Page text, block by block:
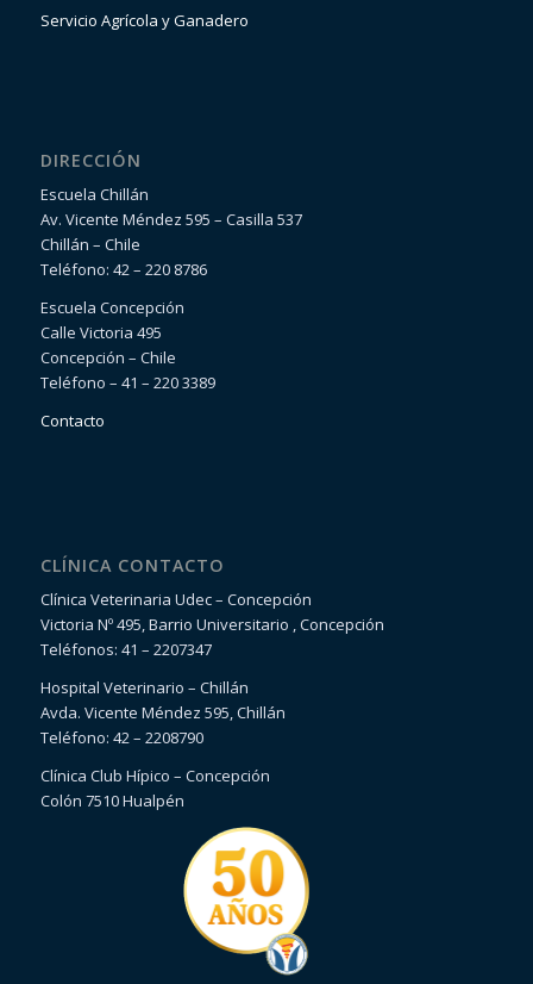
Servicio Agrícola y Ganadero
DIRECCIÓN
Escuela Chillán
Av. Vicente Méndez 595 – Casilla 537
Chillán – Chile
Teléfono: 42 – 220 8786
Escuela Concepción
Calle Victoria 495
Concepción – Chile
Teléfono – 41 – 220 3389
Contacto
CLÍNICA CONTACTO
Clínica Veterinaria Udec – Concepción
Victoria Nº 495, Barrio Universitario , Concepción
Teléfonos: 41 – 2207347
Hospital Veterinario – Chillán
Avda. Vicente Méndez 595, Chillán
Teléfono: 42 – 2208790
Clínica Club Hípico – Concepción
Colón 7510 Hualpén